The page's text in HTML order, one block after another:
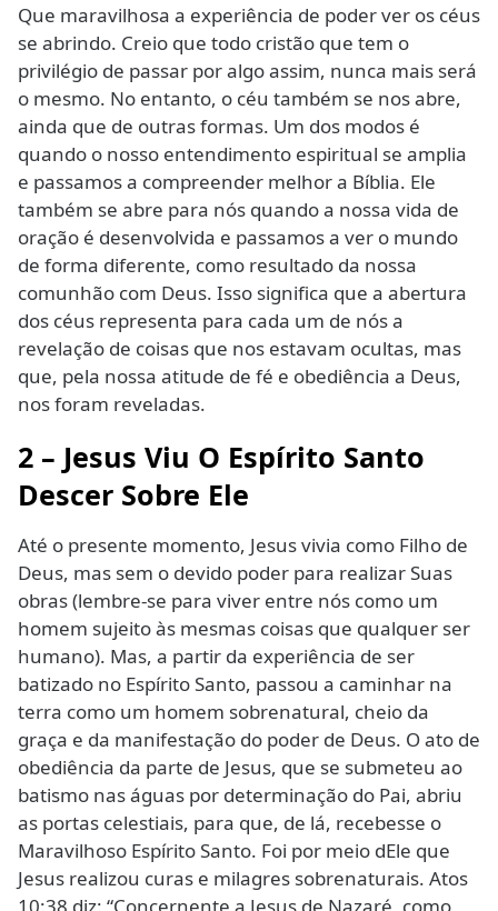
Que maravilhosa a experiência de poder ver os céus
se abrindo. Creio que todo cristão que tem o
privilégio de passar por algo assim, nunca mais será
o mesmo. No entanto, o céu também se nos abre,
ainda que de outras formas. Um dos modos é
quando o nosso entendimento espiritual se amplia
e passamos a compreender melhor a Bíblia. Ele
também se abre para nós quando a nossa vida de
oração é desenvolvida e passamos a ver o mundo
de forma diferente, como resultado da nossa
comunhão com Deus. Isso significa que a abertura
dos céus representa para cada um de nós a
revelação de coisas que nos estavam ocultas, mas
que, pela nossa atitude de fé e obediência a Deus,
nos foram reveladas.
2 – Jesus Viu O Espírito Santo
Descer Sobre Ele
Até o presente momento, Jesus vivia como Filho de
Deus, mas sem o devido poder para realizar Suas
obras (lembre-se para viver entre nós como um
homem sujeito às mesmas coisas que qualquer ser
humano). Mas, a partir da experiência de ser
batizado no Espírito Santo, passou a caminhar na
terra como um homem sobrenatural, cheio da
graça e da manifestação do poder de Deus. O ato de
obediência da parte de Jesus, que se submeteu ao
batismo nas águas por determinação do Pai, abriu
as portas celestiais, para que, de lá, recebesse o
Maravilhoso Espírito Santo. Foi por meio dEle que
Jesus realizou curas e milagres sobrenaturais. Atos